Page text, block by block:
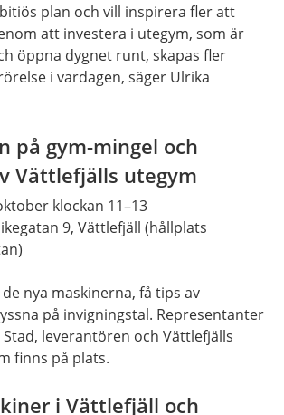
plan och vill inspirera fler att
att investera i utegym, som är
öppna dygnet runt, skapas fler
i vardagen, säger Ulrika
på gym-mingel och
Vättlefjälls utegym
klockan 11–13
9, Vättlefjäll (hållplats
nya maskinerna, få tips av
på invigningstal. Representanter
leverantören och Vättlefjälls
finns på plats.
i Vättlefjäll och